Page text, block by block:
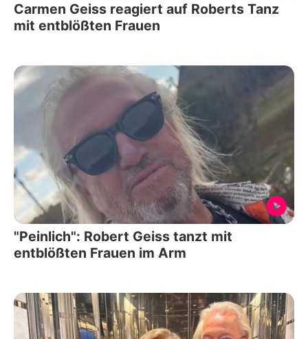
Carmen Geiss reagiert auf Roberts Tanz
mit entblößten Frauen
"Peinlich": Robert Geiss tanzt mit
entblößten Frauen im Arm